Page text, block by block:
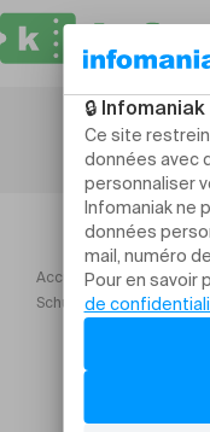
Accueil
Cinéma
Schulkino Bern Schule